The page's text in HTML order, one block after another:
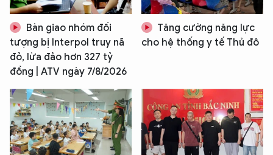
Bàn giao nhóm đối
tượng bị Interpol truy nã
đỏ, lừa đảo hơn 327 tỷ
đồng | ATV ngày 7/8/2026
Tăng cường năng lực
cho hệ thống y tế Thủ đô